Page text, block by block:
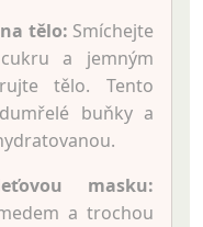
tělo: Smíchejte
a jemným
tělo. Tento
buňky a
masku:
a trochou